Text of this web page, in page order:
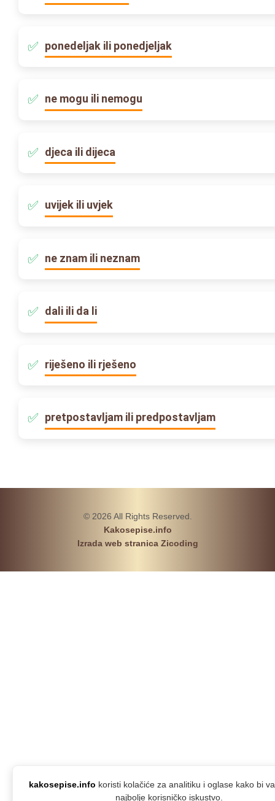
ponedeljak ili ponedjeljak
ne mogu ili nemogu
djeca ili dijeca
uvijek ili uvjek
ne znam ili neznam
dali ili da li
riješeno ili rješeno
pretpostavljam ili predpostavljam
© 2026 All Rights Reserved.
Kakosepise.info
Izrada web stranica Zicoding
kakosepise.info koristi kolačiće za analitiku i oglase kako bi
najbolje korisničko iskustvo.